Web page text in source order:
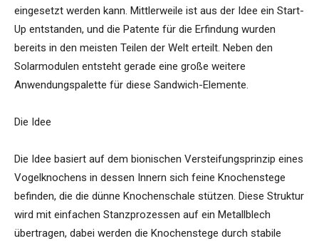
eingesetzt werden kann. Mittlerweile ist aus der Idee ein Start-
Up entstanden, und die Patente für die Erfindung wurden
bereits in den meisten Teilen der Welt erteilt. Neben den
Solarmodulen entsteht gerade eine große weitere
Anwendungspalette für diese Sandwich-Elemente.
Die Idee
Die Idee basiert auf dem bionischen Versteifungsprinzip eines
Vogelknochens in dessen Innern sich feine Knochenstege
befinden, die die dünne Knochenschale stützen. Diese Struktur
wird mit einfachen Stanzprozessen auf ein Metallblech
übertragen, dabei werden die Knochenstege durch stabile